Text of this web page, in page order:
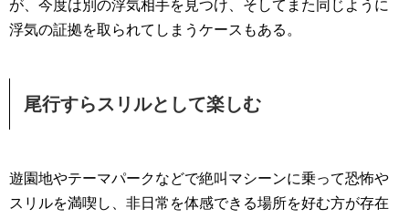
が、今度は別の浮気相手を見つけ、そしてまた同じように
浮気の証拠を取られてしまうケースもある。
尾行すらスリルとして楽しむ
遊園地やテーマパークなどで絶叫マシーンに乗って恐怖や
スリルを満喫し、非日常を体感できる場所を好む方が存在